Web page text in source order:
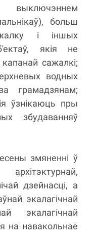
выключэннем
больш
і іншых
якія не
сажалкі;
водных
грамадзянам;
ўзнікаюць пры
збудаванняў
змяненні ў
дзейнасці, а
экалагічнай
экалагічнай
на навакольнае